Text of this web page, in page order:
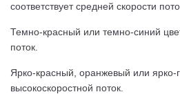
соответствует средней скорости
Темно-красный или темно-синий
поток.
Ярко-красный, оранжевый или ярко-
высокоскоростной поток.